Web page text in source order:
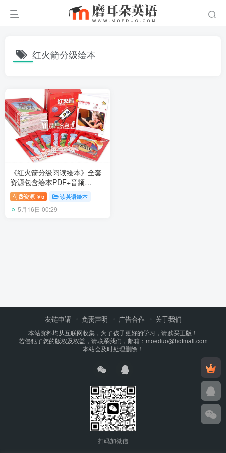
红火箭分级绘本
《红火箭分级阅读绘本》全套
资源包含绘本PDF+音频
MP3+练习册，百度网盘下
载！
付费资源 ￥5 读英语绘本
5月16日 00:29
友链申请 免责声明 广告合作 关于我们
本站资料均从互联网收集，为了孩子更好的学习，请购买正版！
若侵犯了您的版权及权益，请联系我们，邮箱：moeduo@hotmail.com
本站会及时处理删除！
扫码加微信